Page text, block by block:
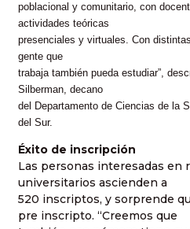
poblacional y comunitario, con
actividades teóricas
presenciales y virtuales. Con
gente que
trabaja también pueda estudiar”,
Silberman, decano
del Departamento de Ciencias de la
del Sur.
Éxito de inscripción
Las personas interesadas en
universitarios ascienden a
520 inscriptos, y sorprende
pre inscripto. “Creemos que